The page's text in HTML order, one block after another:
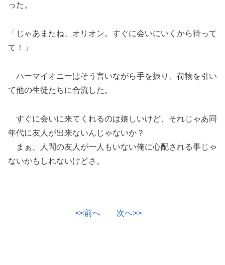
った。
「じゃあまたね、オリオン。すぐに会いにいくから待って
て！」
ハーマイオニーはそう言いながら手を振り、荷物を引い
て他の生徒たちに合流した。
すぐに会いに来てくれるのは嬉しいけど、それじゃあ同
年代に友人が出来ないんじゃないか？
まぁ、人間の友人が一人もいない俺に心配される事じゃ
ないかもしれないけどさ。
<<前へ 次へ>>